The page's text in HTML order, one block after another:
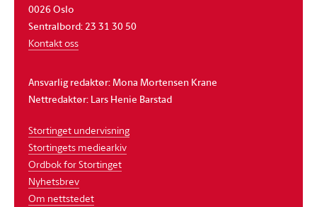
0026 Oslo
Sentralbord: 23 31 30 50
Kontakt oss
Ansvarlig redaktør: Mona Mortensen Krane
Nettredaktør: Lars Henie Barstad
Stortinget undervisning
Stortingets mediearkiv
Ordbok for Stortinget
Nyhetsbrev
Om nettstedet